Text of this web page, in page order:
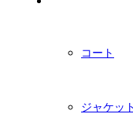
コート
ジャケット